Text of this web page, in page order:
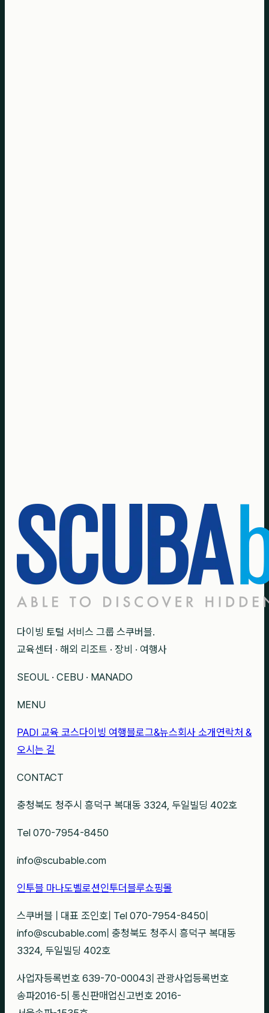
다이빙 토털 서비스 그룹 스쿠버블.
교육센터 · 해외 리조트 · 장비 · 여행사
SEOUL · CEBU · MANADO
MENU
PADI 교육 코스다이빙 여행블로그&뉴스회사 소개 연락처 &
오시는 길
CONTACT
충청북도 청주시 흥덕구 복대동 3324, 두일빌딩 402호
Tel 070-7954-8450
info@scubable.com
인투블 마나도벨로션인투더블루쇼핑몰
스쿠버블 대표 조인호 Tel 070-7954-8450
info@scubable.com 충청북도 청주시 흥덕구 복대동
3324, 두일빌딩 402호
사업자등록번호 639-70-00043 관광사업등록번호
송파2016-5 통신판매업신고번호 2016-